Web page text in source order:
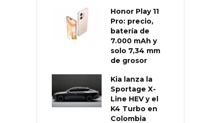
Honor Play 11
Pro: precio,
batería de
7.000 mAh y
solo 7,34 mm
de grosor
Kia lanza la
Sportage X-
Line HEV y el
K4 Turbo en
Colombia